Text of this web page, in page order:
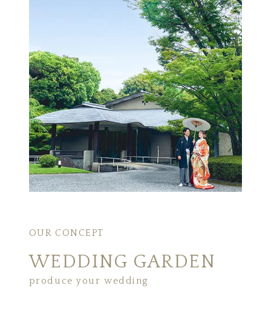
OUR CONCEPT
WEDDING GARDEN
produce your wedding